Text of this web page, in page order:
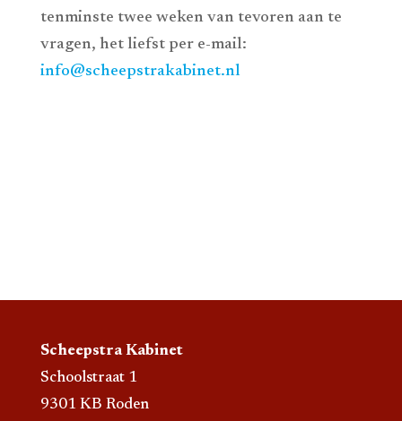
tenminste twee weken van tevoren aan te
vragen, het liefst per e-mail:
info@scheepstrakabinet.nl
Scheepstra Kabinet
Schoolstraat 1
9301 KB Roden